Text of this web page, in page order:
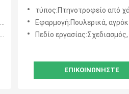
Προσυσκευασμένη χάλυβα
Κοτόπουλο
τύπος:Πτηνοτροφείο από
Εφαρμογή:Πουλερικά, αγρόκτημα κρεατοπαραγωγής,
Πεδίο εργασίας:Σχεδιασμός, Κατασκευή,
ΕΠΙΚΟΙΝΩΝΉΣΤΕ